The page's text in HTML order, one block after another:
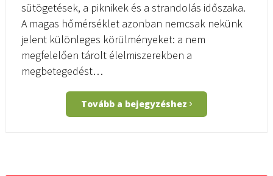
sütögetések, a piknikek és a strandolás időszaka.
A magas hőmérséklet azonban nemcsak nekünk
jelent különleges körülményeket: a nem
megfelelően tárolt élelmiszerekben a
megbetegedést…
Tovább a bejegyzéshez